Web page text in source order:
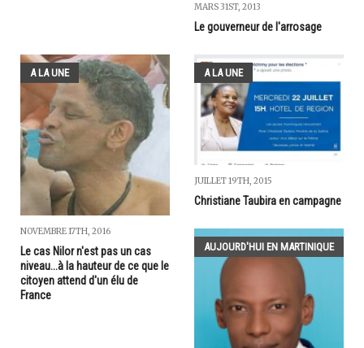
MARS 31ST, 2013
Le gouverneur de l'arrosage
A LA UNE
NOVEMBRE 17TH, 2016
Le cas Nilor n'est pas un cas
niveau...à la hauteur de ce que le
citoyen attend d'un élu de
France
A LA UNE
JUILLET 19TH, 2015
Christiane Taubira en campagne
AUJOURD'HUI EN MARTINIQUE